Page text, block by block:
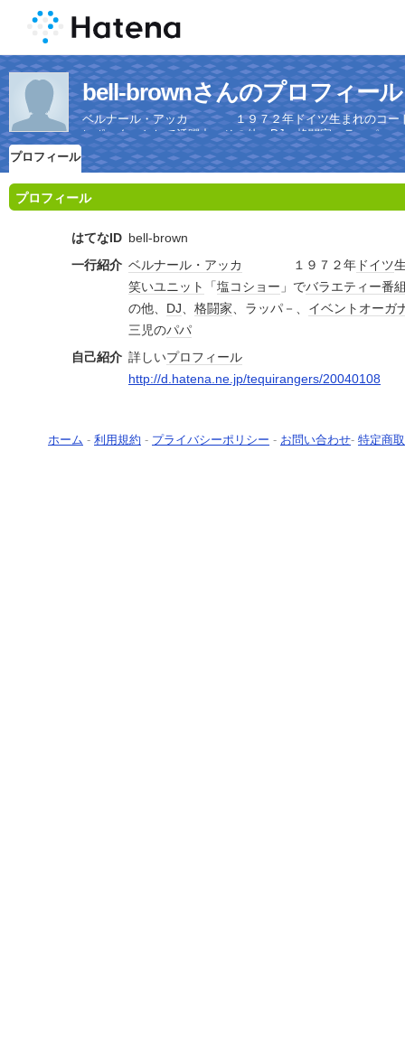
bell-brownさんのプロフィール
ベルナール・アッカ １９７２年ドイツ生まれのコート
レポーターとして活躍中 その他、DJ、格闘家、ラッパ−、
プロフィール
プロフィール
はてなID bell-brown
一行紹介 ベルナール・アッカ １９７２年 ドイツ
笑いユニット 「塩コショー 」でバラエティー番
の他、 DJ、 格闘家、ラッパ－、 イベント オーガ
三児のパパ
自己紹介 詳しいプロフィール
http://d.hatena.ne.jp/tequirangers/20040108
ホーム - 利用規約 - プライバシーポリシー - お問い合わせ- 特定商